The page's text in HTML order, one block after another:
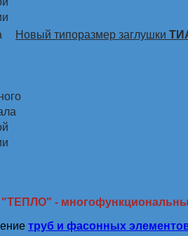
Новый типоразмер заглушки
-
труб и фасонных